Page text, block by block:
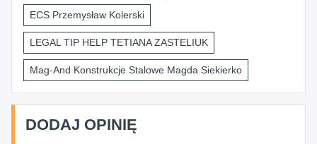
ECS Przemysław Kolerski
LEGAL TIP HELP TETIANA ZASTELIUK
Mag-And Konstrukcje Stalowe Magda Siekierko
DODAJ OPINIĘ